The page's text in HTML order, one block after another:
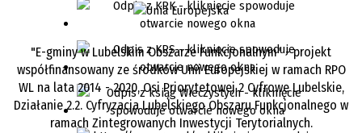
"E-gminy w Lubelskim Obszarze Funkcjonalnym" - projekt
współfinansowany ze środków Unii Europejskiej w ramach RPO
WL na lata 2014 - 2020, Osi Priorytetowej 2 Cyfrowe Lubelskie,
Działanie 2.2. Cyfryzacja Lubelskiego Obszaru Funkcjonalnego w
ramach Zintegrowanych Inwestycji Terytorialnych.